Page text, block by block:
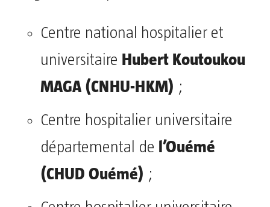
Centre national hospitalier et
universitaire Hubert Koutoukou
MAGA (CNHU-HKM) ;
Centre hospitalier universitaire
départemental de l’Ouémé
(CHUD Ouémé) ;